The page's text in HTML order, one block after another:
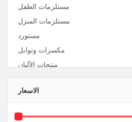
مستلزمات الطفل
مستلزمات المنزل
مستورد
مكسرات وتوابل
منتجات الألبان
الاسعار